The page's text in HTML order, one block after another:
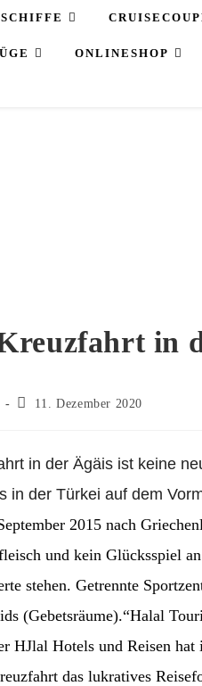
ONLINESHOP
in
Beitrag
11. Dezember 2020
in der Ägäis ist keine
in der Türkei auf dem
2015 nach
und kein Glücksspiel
stehen. Getrennte
(Gebetsräume).“Halal
HJlal Hotels und Reisen
das lukratives